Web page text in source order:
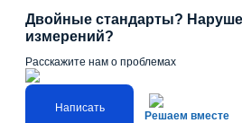
Двойные стандарты?
измерений?
Расскажите нам о проблемах
Написать
Решаем вместе